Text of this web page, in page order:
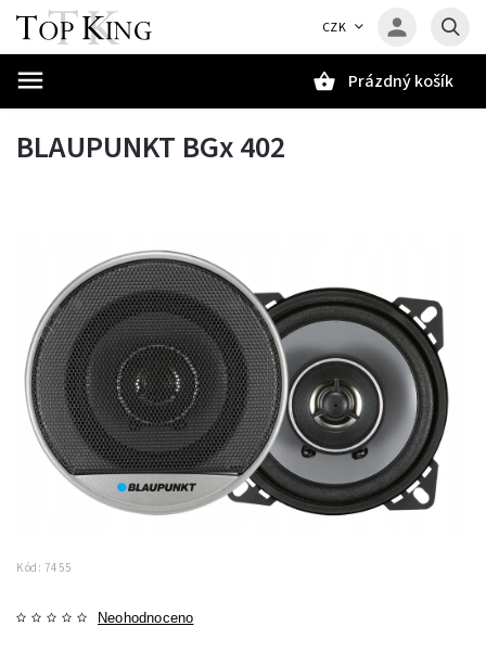
CZK
Prázdný košík
BLAUPUNKT BGx 402
Kód: 7455
Neohodnoceno